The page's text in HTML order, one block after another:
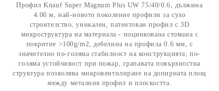
Профил Knauf Super Magnum Plus UW 75/40/0.6, дължина
4.00 м, най-новото поколение профили за сухо
строителство, уникален, патентован профил с 3D
микроструктура на материала - поцинкована стомана с
покритие >100g/m2, дебелина на профила 0.6 мм, с
значително по-голяма стабилност на конструкцията, по-
голяма устойчивост при пожар, грапавата повърхностна
структура позволява микровентилиране на допирната площ
между металния профил и плоскостта.